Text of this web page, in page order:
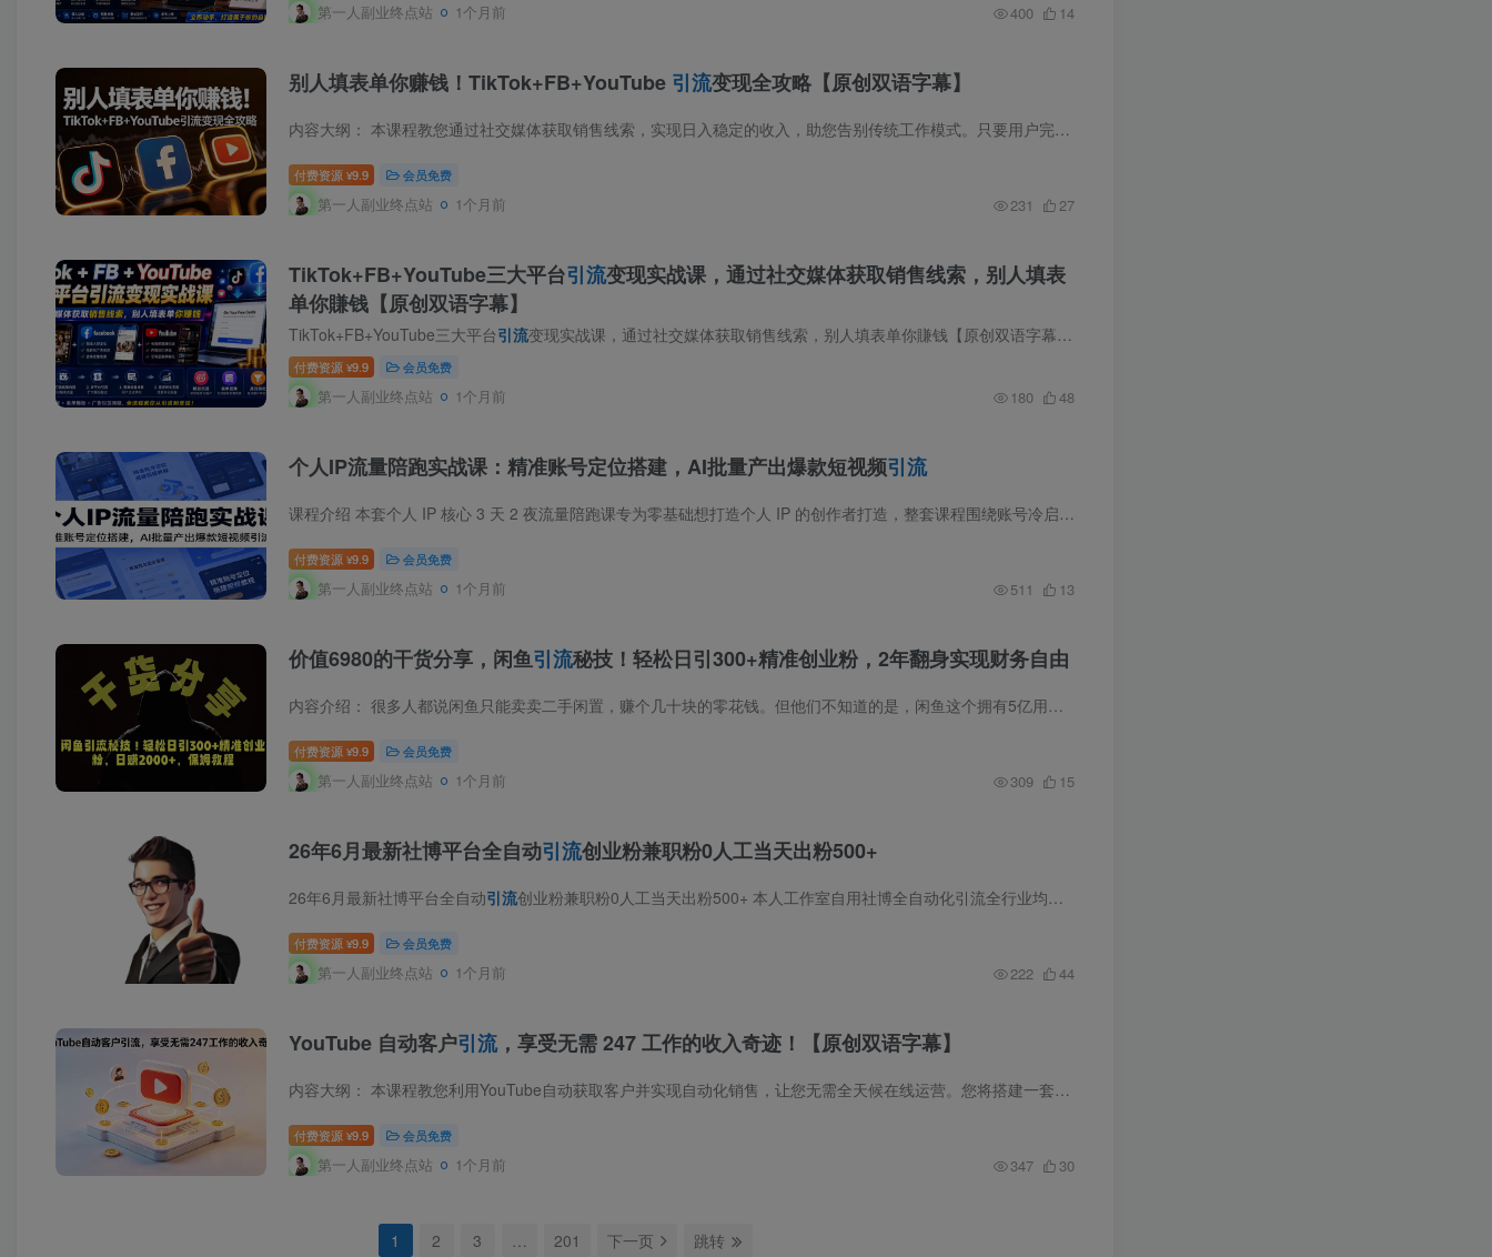
第一人副业终点站 1个月前 400 14
别人填表单你赚钱！TikTok+FB+YouTube 引流变现全攻略【原创双语字幕】
内容大纲： 本课程教您通过社交媒体获取销售线索，实现日入稳定的收入，助您告别传统工作模式。只要用户完成简单的注册或表单填写，您即可获得报酬。 课程将带您精准定位已有资金流动的优质细分...
付费资源 ¥9.9 会员免费
第一人副业终点站 1个月前 231 27
TikTok+FB+YouTube三大平台引流变现实战课，通过社交媒体获取销售线索，别人填表
单你賺钱【原创双语字幕】
TikTok+FB+YouTube三大平台引流变现实战课，通过社交媒体获取销售线索，别人填表单你賺钱【原创双语字幕】 内容大纲：本课程教您通过社交媒体获取销售线索，实现日入稳定的收入，助您告别传统工...
付费资源 ¥9.9 会员免费
第一人副业终点站 1个月前 180 48
个人IP流量陪跑实战课：精准账号定位搭建，AI批量产出爆款短视频引流
课程介绍 本套个人 IP 核心 3 天 2 夜流量陪跑课专为零基础想打造个人 IP 的创作者打造，整套课程围绕账号冷启动、流量涨粉两大核心展开。课程先讲解定位对 IP 长期发展的决定性作用，教学员找...
付费资源 ¥9.9 会员免费
第一人副业终点站 1个月前 511 13
价值6980的干货分享，闲鱼引流秘技！轻松日引300+精准创业粉，2年翻身实现财务自由
内容介绍： 很多人都说闲鱼只能卖卖二手闲置，赚个几十块的零花钱。但他们不知道的是，闲鱼这个拥有5亿用户的平台，其实是创业领域最精准、成本最低的流量洼地。 每天只需30分钟，发布几条“特...
付费资源 ¥9.9 会员免费
第一人副业终点站 1个月前 309 15
26年6月最新社博平台全自动引流创业粉兼职粉0人工当天出粉500+
26年6月最新社博平台全自动引流创业粉兼职粉0人工当天出粉500+ 本人工作室自用社博全自动化引流全行业均可使用，支持多行业分组无需担心找不到对应的精准粉脚本全自动关注并拉群组每天可群发3W...
付费资源 ¥9.9 会员免费
第一人副业终点站 1个月前 222 44
YouTube 自动客户引流，享受无需 247 工作的收入奇迹！【原创双语字幕】
内容大纲： 本课程教您利用YouTube自动获取客户并实现自动化销售，让您无需全天候在线运营。您将搭建一套可自主运转的营销体系，持续不断地生成潜在客户与稳定收入，即使停更一周也能被目标客户...
付费资源 ¥9.9 会员免费
第一人副业终点站 1个月前 347 30
1 2 3 … 201 下一页 跳转